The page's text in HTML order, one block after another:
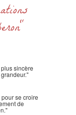
sincère
se croire
de